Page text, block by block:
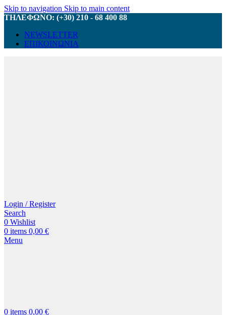
Skip to navigation Skip to main content
ΤΗΛΕΦΩΝΟ: (+30) 210 - 68 400 88
NEWSLETTER
ΕΠΙΚΟΙΝΩΝΙΑ
Login / Register
Search
0 Wishlist
0 items 0,00 €
Menu
0 items 0,00 €